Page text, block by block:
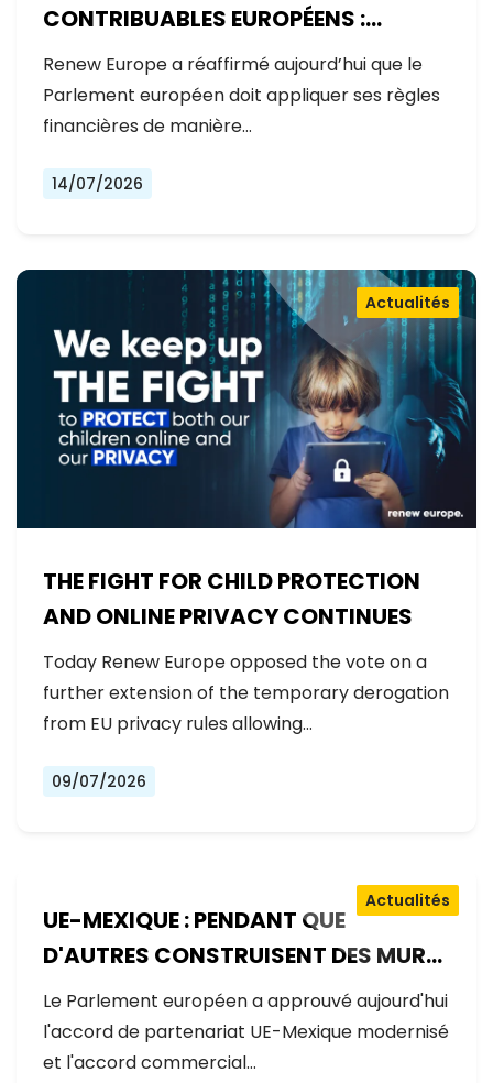
CONTRIBUABLES EUROPÉENS :
AUCUNE EXCEPTION
Renew Europe a réaffirmé aujourd’hui que le
Parlement européen doit appliquer ses règles
financières de manière…
14/07/2026
THE FIGHT FOR CHILD PROTECTION
AND ONLINE PRIVACY CONTINUES
Actualités
Today Renew Europe opposed the vote on a
further extension of the temporary derogation
from EU privacy rules allowing…
09/07/2026
UE-MEXIQUE : PENDANT QUE
D'AUTRES CONSTRUISENT DES MURS,
L'EUROPE CONSTRUIT DES PONTS
Actualités
Le Parlement européen a approuvé aujourd'hui
l'accord de partenariat UE-Mexique modernisé
et l'accord commercial…